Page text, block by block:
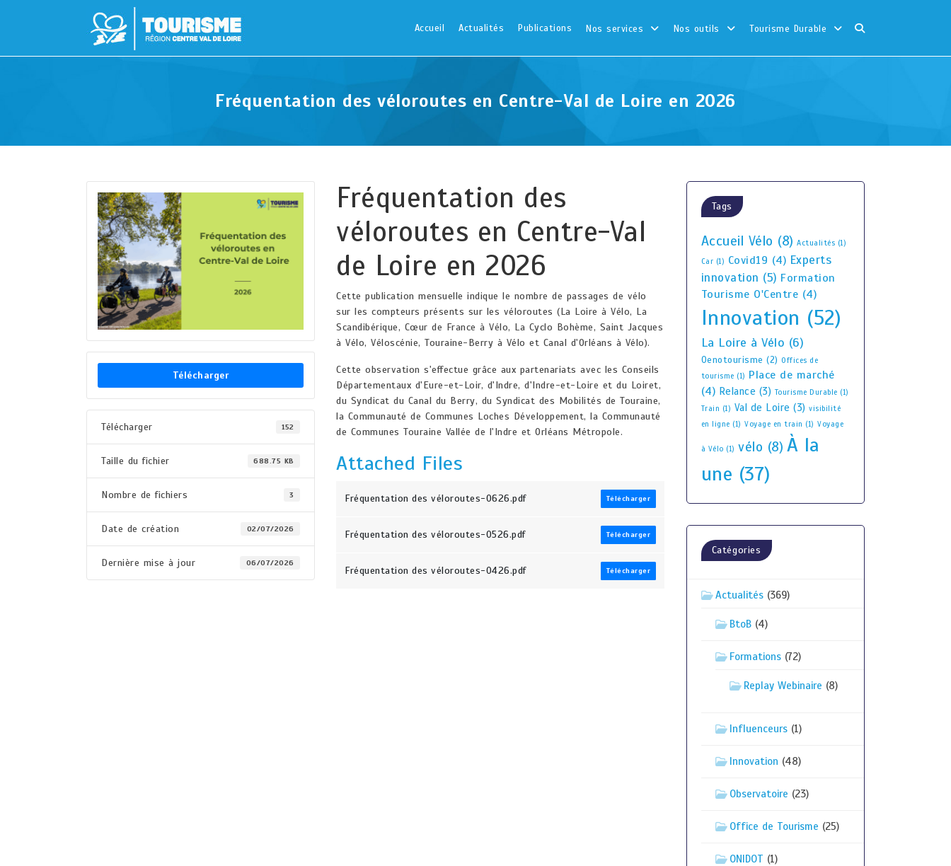
Accueil Actualités Publications Nos services Nos outils Tourisme Durable
Fréquentation des véloroutes en Centre-Val de Loire en 2026
Télécharger
Télécharger 152
Taille du fichier 688.75 KB
Nombre de fichiers 3
Date de création 02/07/2026
Dernière mise à jour 06/07/2026
Fréquentation des
véloroutes en Centre-Val
de Loire en 2026
Cette publication mensuelle indique le nombre de passages de vélo
sur les compteurs présents sur les véloroutes (La Loire à Vélo, La
Scandibérique, Cœur de France à Vélo, La Cyclo Bohème, Saint Jacques
à Vélo, Véloscénie, Touraine-Berry à Vélo et Canal d'Orléans à Vélo).
Cette observation s'effectue grâce aux partenariats avec les Conseils
Départementaux d'Eure-et-Loir, d'Indre, d'Indre-et-Loire et du Loiret,
du Syndicat du Canal du Berry, du Syndicat des Mobilités de Touraine,
la Communauté de Communes Loches Développement, la Communauté
de Communes Touraine Vallée de l'Indre et Orléans Métropole.
Attached Files
Fréquentation des véloroutes-0626.pdf Télécharger
Fréquentation des véloroutes-0526.pdf Télécharger
Fréquentation des véloroutes-0426.pdf Télécharger
Tags
Accueil Vélo (8) Actualités (1)
Car (1) Covid19 (4) Experts
innovation (5) Formation
Tourisme O'Centre (4)
Innovation (52)
La Loire à Vélo (6)
Oenotourisme (2) Offices de
tourisme (1) Place de marché
(4) Relance (3) Tourisme Durable (1)
Train (1) Val de Loire (3) visibilité
en ligne (1) Voyage en train (1) Voyage
à Vélo (1) vélo (8) À la
une (37)
Catégories
Actualités(369)
BtoB(4)
Formations(72)
Replay Webinaire (8)
Influenceurs(1)
Innovation (48)
Observatoire (23)
Office de Tourisme (25)
ONIDOT (1)